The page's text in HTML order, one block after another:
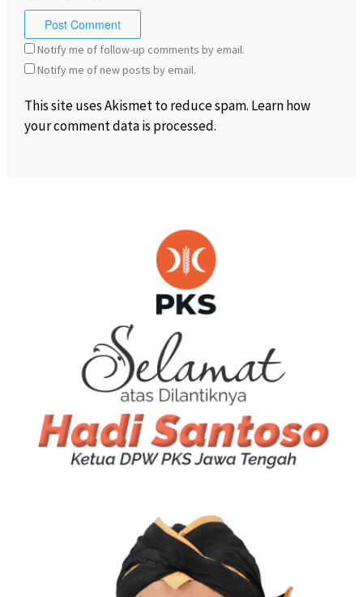
Notify me of follow-up comments by email.
Notify me of new posts by email.
This site uses Akismet to reduce spam. Learn how
your comment data is processed.